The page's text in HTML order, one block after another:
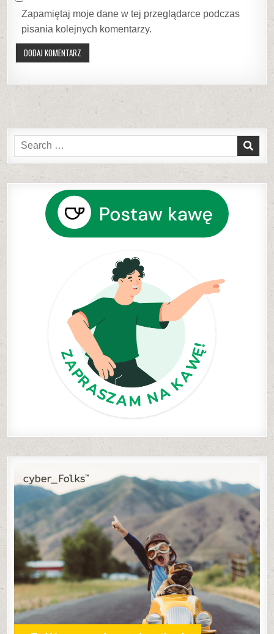
Zapamiętaj moje dane w tej przeglądarce podczas
pisania kolejnych komentarzy.
Search
for: